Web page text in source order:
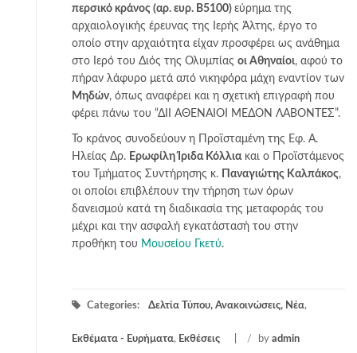
περσικό κράνος (αρ. ευρ. Β5100) εύρημα της
αρχαιολογικής έρευνας της Ιερής Άλτης, έργο το
οποίο στην αρχαιότητα είχαν προσφέρει ως ανάθημα
στο Ιερό του Διός της Ολυμπίας οι Αθηναίοι, αφού το
πήραν λάφυρο μετά από νικηφόρα μάχη εναντίον των
Μηδών, όπως αναφέρει και η σχετική επιγραφή που
φέρει πάνω του “ΔΙΙ ΑΘΕΝΑΙΟΙ ΜΕΔΟΝ ΛΑΒΟΝΤΕΣ”.
Το κράνος συνοδεύουν η Προϊσταμένη της Εφ. Α.
Ηλείας Δρ. Ερωφίλη Ίριδα Κόλλιακαι ο Προϊστάμενος
του Τμήματος Συντήρησης κ.
Παναγιώτης Καλπάκος,
οι οποίοι επιβλέπουν την τήρηση των όρων
δανεισμού κατά τη διαδικασία της μεταφοράς του
μέχρι και την ασφαλή εγκατάστασή του στην
προθήκη του Μουσείου Γκετύ.
Categories: Δελτία Τύπου, Ανακοινώσεις, Νέα,
Εκθέματα - Ευρήματα, Εκθέσεις / by admin